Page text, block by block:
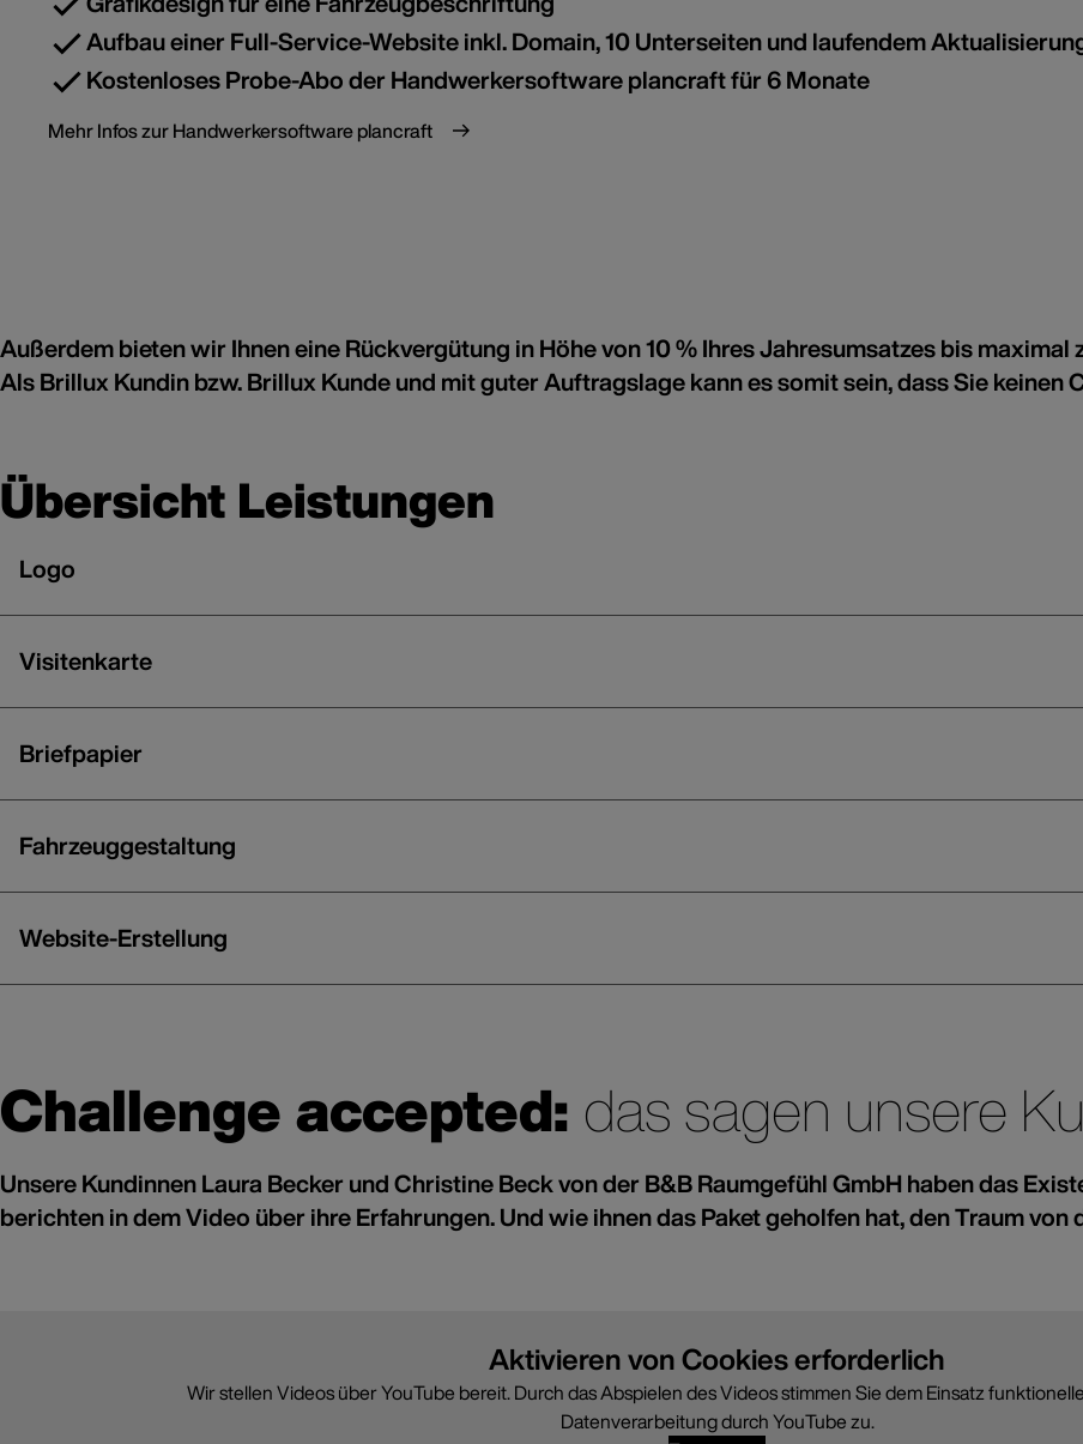
Aufbau einer Full-Service-Website inkl. Domain, 10 Unterseiten und laufendem
Kostenloses Probe-Abo der Handwerkersoftware plancraft für 6 Monate
Mehr Infos zur Handwerkersoftware plancraft
Außerdem bieten wir Ihnen eine Rückvergütung in Höhe von 10 % Ihres Jahresumsatzes bis
Als Brillux Kundin bzw. Brillux Kunde und mit guter Auftragslage kann es somit sein, dass Sie keinen
Übersicht Leistungen
Logo
Visitenkarte
Briefpapier
Fahrzeuggestaltung
Website-Erstellung
Challenge accepted: das sagen unsere
Unsere Kundinnen Laura Becker und Christine Beck von der B&B Raumgefühl GmbH haben das
berichten in dem Video über ihre Erfahrungen. Und wie ihnen das Paket geholfen hat, den Traum
Aktivieren von Cookies erforderlich
Wir stellen Videos über YouTube bereit. Durch das Abspielen des Videos stimmen Sie dem Einsatz
Datenverarbeitung durch YouTube zu.